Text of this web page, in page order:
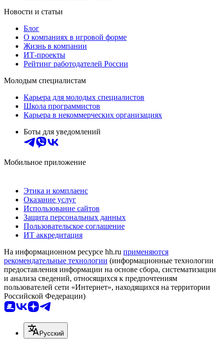
Новости и статьи
Блог
О компаниях в игровой форме
Жизнь в компании
ИТ-проекты
Рейтинг работодателей России
Молодым специалистам
Карьера для молодых специалистов
Школа программистов
Карьера в некоммерческих организациях
Боты для уведомлений
Мобильное приложение
Этика и комплаенс
Оказание услуг
Использование сайтов
Защита персональных данных
Пользовательское соглашение
ИТ аккредитация
На информационном ресурсе hh.ru применяются
рекомендательные технологии (информационные технологии
предоставления информации на основе сбора, систематизации
и анализа сведений, относящихся к предпочтениям
пользователей сети «Интернет», находящихся на территории
Российской Федерации)
Русский